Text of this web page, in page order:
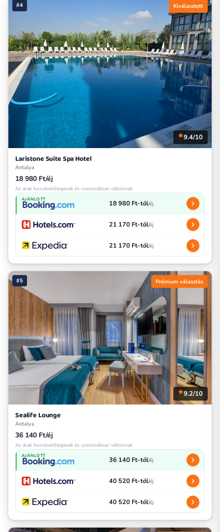
#4 Kiválasztott
9.4/10
Laristone Suite Spa Hotel
Antalya
18 980 Ft/éj
Az árak hozzávetőlegesek és szezonálisan változnak
AJÁNLOTT 18 980 Ft-tól/éj
21 170 Ft-tól/éj
21 170 Ft-tól/éj
#5 Prémium választás
9.2/10
Sealife Lounge
Antalya
36 140 Ft/éj
Az árak hozzávetőlegesek és szezonálisan változnak
AJÁNLOTT 36 140 Ft-tól/éj
40 520 Ft-tól/éj
40 520 Ft-tól/éj